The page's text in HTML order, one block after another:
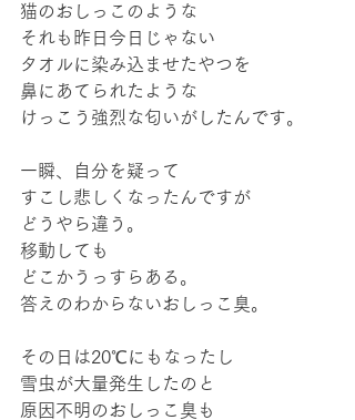
猫のおしっこのような
それも昨日今日じゃない
タオルに染み込ませたやつを
鼻にあてられたような
けっこう強烈な匂いがしたんです。
一瞬、自分を疑って
すこし悲しくなったんですが
どうやら違う。
移動しても
どこかうっすらある。
答えのわからないおしっこ臭。
その日は20℃にもなったし
雪虫が大量発生したのと
原因不明のおしっこ臭も